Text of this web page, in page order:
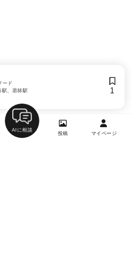
ード
駅、若林駅
1
AIに相談
投稿 マイページ